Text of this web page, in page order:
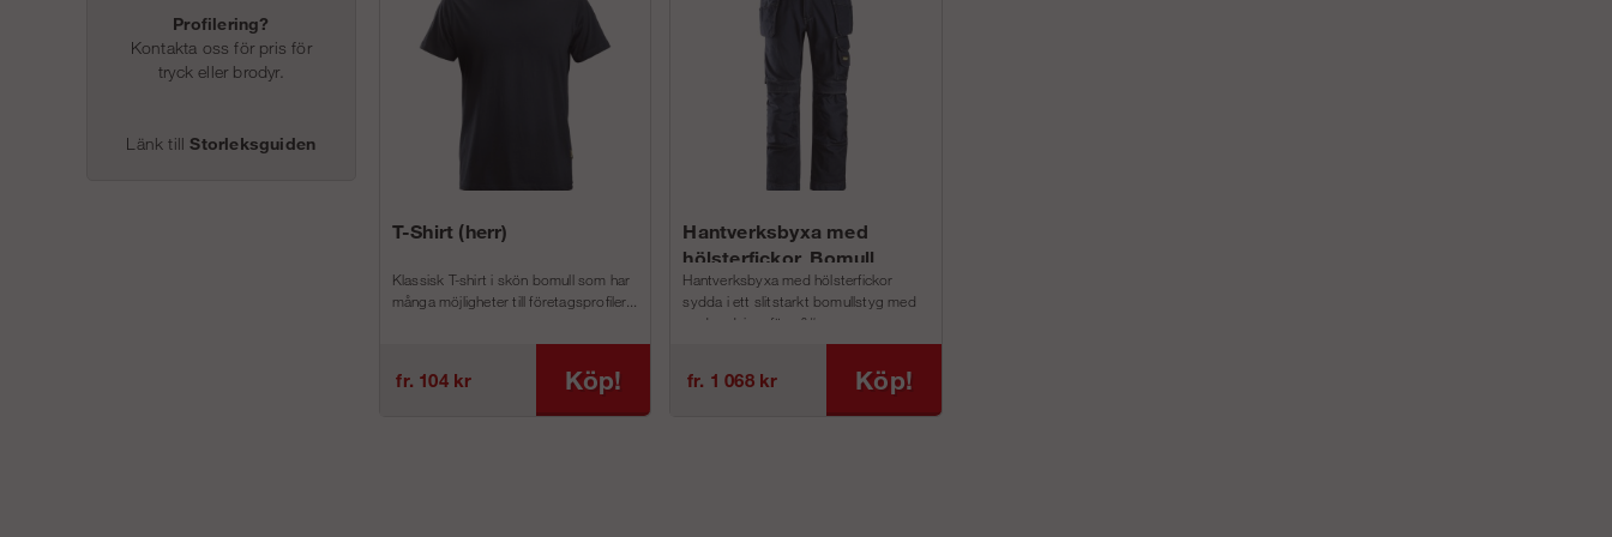
Profilering?
Kontakta oss för pris för
tryck eller brodyr.
Länk till Storleksguiden
T-Shirt (herr)
Klassisk T-shirt i skön bomull som har
många möjligheter till företagsprofiler...
fr. 104 kr Köp!
Hantverksbyxa med
hölsterfickor, Bomull
(herr)
Hantverksbyxa med hölsterfickor
sydda i ett slitstarkt bomullstyg med
god andningsförm&#...
fr. 1 068 kr Köp!